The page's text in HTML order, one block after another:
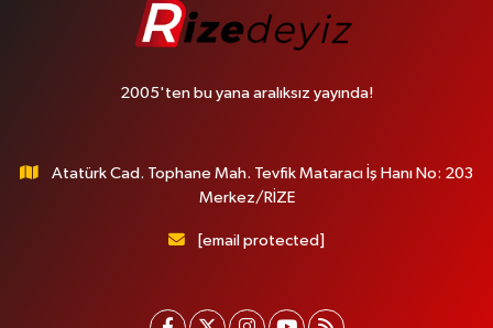
2005'ten bu yana aralıksız yayında!
Atatürk Cad. Tophane Mah. Tevfik Mataracı İş Hanı No: 203
Merkez/RİZE
[email protected]